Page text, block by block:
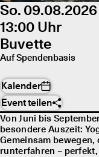
So. 09.08.2026
13:00 Uhr
Buvette
Auf Spendenbasis
Kalender
Event teilen
Von Juni bis
besondere Auszeit:
Gemeinsam
runterfahren –